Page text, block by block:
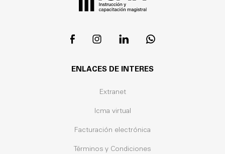
ENLACES DE INTERES
Extranet
Icma virtual
Facturación electrónica
Términos y Condiciones